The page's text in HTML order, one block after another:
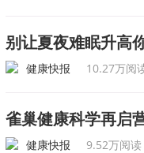
别让夏夜难眠升高
健康快报 10.27万阅
雀巢健康科学再启
健康快报 9.52万阅读